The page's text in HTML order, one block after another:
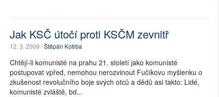
Jak KSČ útočí proti KSČM zevnitř
12. 3. 2009 /Štěpán Kotrba
Chtějí-li komunisté na prahu 21. století jako komunisté
postupovat vpřed, nemohou nerozvinout Fučíkovu myšlenku o
zkušenost revolučního boje svých otců a dědů asi takto: Lidé,
komunisté zvláště, bd...